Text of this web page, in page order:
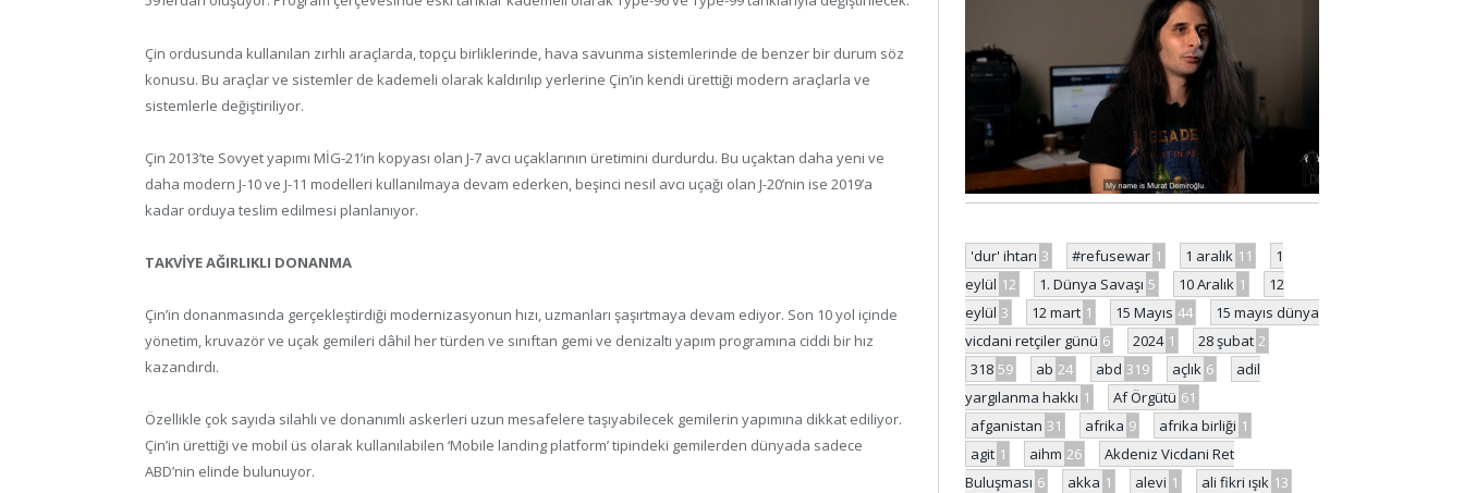
Çin ordusunda kullanılan zırhlı araçlarda, topçu birliklerinde, hava savunma sistemlerinde de benzer bir durum söz
konusu. Bu araçlar ve sistemler de kademeli olarak kaldırılıp yerlerine Çin’in kendi ürettiği modern araçlarla ve
sistemlerle değiştiriliyor.
Çin 2013’te Sovyet yapımı MİG-21’in kopyası olan J-7 avcı uçaklarının üretimini durdurdu. Bu uçaktan daha yeni ve
daha modern J-10 ve J-11 modelleri kullanılmaya devam ederken, beşinci nesil avcı uçağı olan J-20’nin ise 2019’a
kadar orduya teslim edilmesi planlanıyor.
TAKVİYE AĞIRLIKLI DONANMA
Çin’in donanmasında gerçekleştirdiği modernizasyonun hızı, uzmanları şaşırtmaya devam ediyor. Son 10 yol içinde
yönetim, kruvazör ve uçak gemileri dâhil her türden ve sınıftan gemi ve denizaltı yapım programına ciddi bir hız
kazandırdı.
Özellikle çok sayıda silahlı ve donanımlı askerleri uzun mesafelere taşıyabilecek gemilerin yapımına dikkat ediliyor.
Çin’in ürettiği ve mobil üs olarak kullanılabilen ‘Mobile landing platform’ tipindeki gemilerden dünyada sadece
ABD’nin elinde bulunuyor.
'dur' ihtarı 3 #refusewar 1 1 aralık 11
1
eylül 12 1. Dünya Savaşı 5 10 Aralık 1
12
eylül 3 12 mart 1 15 Mayıs 44
15 mayıs dünya
vicdani retçiler günü 6 2024 1 28 şubat 2
318 59 ab 24 abd 319 açlık 6
adil
yargılanma hakkı 1 Af Örgütü 61
afganistan 31 afrika 9 afrika birliği 1
agit 1 aihm 26
Akdeniz Vicdani Ret
Buluşması 6 akka 1 alevi 1 ali fikri ışık 13